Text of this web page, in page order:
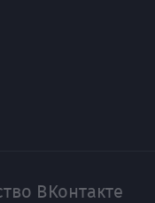
ВКонтакте